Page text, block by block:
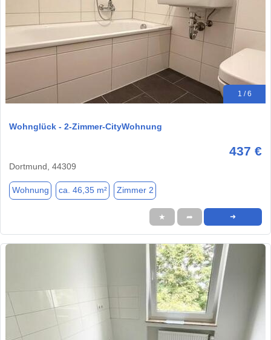
1 / 6
Wohnglück - 2-Zimmer-CityWohnung
437 €
Dortmund, 44309
Wohnung ca. 46,35 m² Zimmer 2
★ ➦ ➜